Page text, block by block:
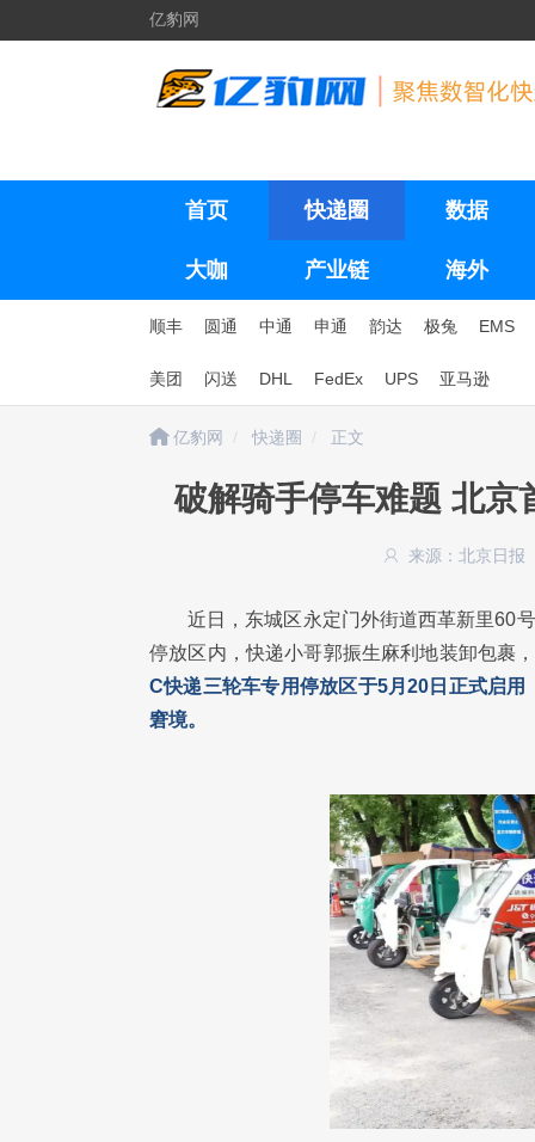
亿豹网
首页 快递圈 数据
大咖 产业链 海外
顺丰 圆通 中通 申通 韵达 极兔 EMS
美团 闪送 DHL FedEx UPS 亚马逊
亿豹网 快递圈 正文
破解骑手停车难题 北京
来源：北京日报
近日，东城区永定门外街道西革新里60
停放区内，快递小哥郭振生麻利地装卸包裹
C快递三轮车专用停放区于5月20日正式启
窘境。